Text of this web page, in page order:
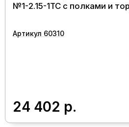
№1-2.15-1ТС с полками и
Артикул 60310
24 402 р.